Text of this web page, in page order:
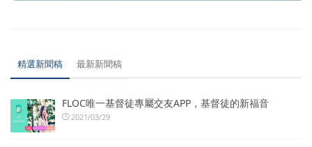
精選新聞稿 最新新聞稿
FLOC唯一基督徒專屬交友APP，基督徒的新福音
2021/03/29